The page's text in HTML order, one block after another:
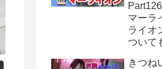
マーラ
ライオ
ついて
きつね